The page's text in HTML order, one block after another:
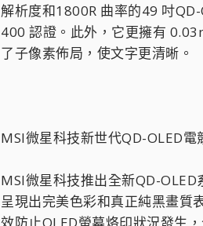
解析度和1800R 曲率的49 吋
400 認證。此外，它更擁有
了子像素佈局，使文字更清晰。
MSI微星科技新世代QD-OLED
MSI微星科技推出全新QD-
呈現出完美色彩和真正純黑畫質